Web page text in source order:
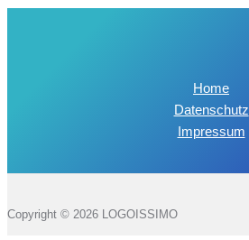
Home
Datenschutz
Impressum
Copyright © 2026 LOGOISSIMO